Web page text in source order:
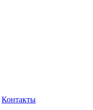
Контакты